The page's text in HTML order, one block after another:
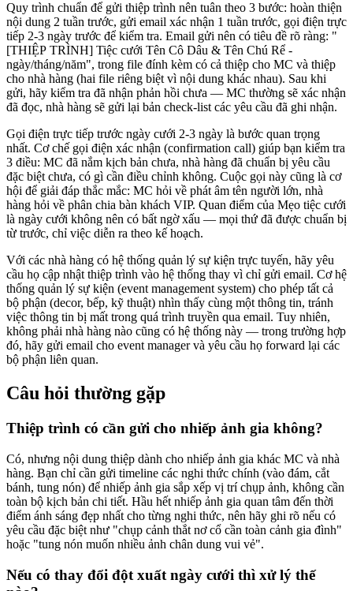
Quy trình chuẩn để gửi thiệp trình nên tuân theo 3 bước: hoàn thiện
nội dung 2 tuần trước, gửi email xác nhận 1 tuần trước, gọi điện trực
tiếp 2-3 ngày trước để kiểm tra. Email gửi nên có tiêu đề rõ ràng: "
[THIỆP TRÌNH] Tiệc cưới Tên Cô Dâu & Tên Chú Rể -
ngày/tháng/năm", trong file đính kèm có cả thiệp cho MC và thiệp
cho nhà hàng (hai file riêng biệt vì nội dung khác nhau). Sau khi
gửi, hãy kiểm tra đã nhận phản hồi chưa — MC thường sẽ xác nhận
đã đọc, nhà hàng sẽ gửi lại bản check-list các yêu cầu đã ghi nhận.
Gọi điện trực tiếp trước ngày cưới 2-3 ngày là bước quan trọng
nhất. Cơ chế gọi điện xác nhận (confirmation call) giúp bạn kiểm tra
3 điều: MC đã nắm kịch bản chưa, nhà hàng đã chuẩn bị yêu cầu
đặc biệt chưa, có gì cần điều chỉnh không. Cuộc gọi này cũng là cơ
hội để giải đáp thắc mắc: MC hỏi về phát âm tên người lớn, nhà
hàng hỏi về phân chia bàn khách VIP. Quan điểm của Mẹo tiệc cưới
là ngày cưới không nên có bất ngờ xấu — mọi thứ đã được chuẩn bị
từ trước, chỉ việc diễn ra theo kế hoạch.
Với các nhà hàng có hệ thống quản lý sự kiện trực tuyến, hãy yêu
cầu họ cập nhật thiệp trình vào hệ thống thay vì chỉ gửi email. Cơ hệ
thống quản lý sự kiện (event management system) cho phép tất cả
bộ phận (decor, bếp, kỹ thuật) nhìn thấy cùng một thông tin, tránh
việc thông tin bị mất trong quá trình truyền qua email. Tuy nhiên,
không phải nhà hàng nào cũng có hệ thống này — trong trường hợp
đó, hãy gửi email cho event manager và yêu cầu họ forward lại các
bộ phận liên quan.
Câu hỏi thường gặp
Thiệp trình có cần gửi cho nhiếp ảnh gia không?
Có, nhưng nội dung thiệp dành cho nhiếp ảnh gia khác MC và nhà
hàng. Bạn chỉ cần gửi timeline các nghi thức chính (vào đám, cắt
bánh, tung nón) để nhiếp ảnh gia sắp xếp vị trí chụp ảnh, không cần
toàn bộ kịch bản chi tiết. Hầu hết nhiếp ảnh gia quan tâm đến thời
điểm ánh sáng đẹp nhất cho từng nghi thức, nên hãy ghi rõ nếu có
yêu cầu đặc biệt như "chụp cảnh thắt nơ cổ cần toàn cảnh gia đình"
hoặc "tung nón muốn nhiều ảnh chân dung vui vẻ".
Nếu có thay đổi đột xuất ngày cưới thì xử lý thế